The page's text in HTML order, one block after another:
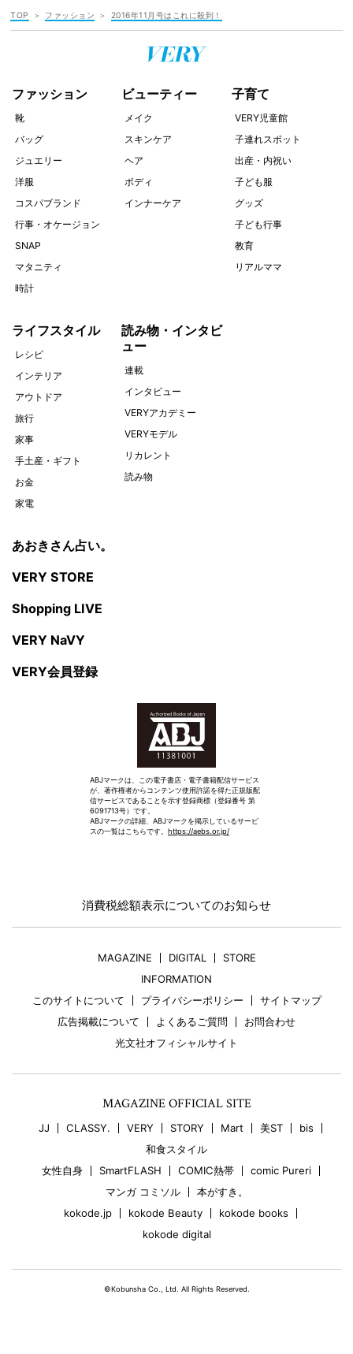
TOP ファッション 2016年11月号はこれに殺到！
ファッション
靴
バッグ
ジュエリー
洋服
コスパブランド
行事・オケージョン
SNAP
マタニティ
時計
ビューティー
メイク
スキンケア
ヘア
ボディ
インナーケア
子育て
VERY児童館
子連れスポット
出産・内祝い
子ども服
グッズ
子ども行事
教育
リアルママ
ライフスタイル
レシピ
インテリア
アウトドア
旅行
家事
手土産・ギフト
お金
家電
読み物・インタビ
ュー
連載
インタビュー
VERYアカデミー
VERYモデル
リカレント
読み物
あおきさん占い。
VERY STORE
Shopping LIVE
VERY NaVY
VERY会員登録
ABJマークは、この電子書店・電子書籍配信サービス
が、著作権者からコンテンツ使用許諾を得た正規版配
信サービスであることを示す登録商標（登録番号 第
6091713号）です。
ABJマークの詳細、ABJマークを掲示しているサービ
スの一覧はこちらです。 https://aebs.or.jp/
消費税総額表示についてのお知らせ
MAGAZINE DIGITAL
STORE
INFORMATION
このサイトについて
プライバシーポリシー
サイトマップ
広告掲載について
よくあるご質問
お問合わせ
光文社オフィシャルサイト
MAGAZINE OFFICIAL SITE
JJ CLASSY. VERY STORY Mart 美ST
bis
和食スタイル
女性自身
SmartFLASH COMIC熱帯
comic Pureri
マンガ コミソル
本がすき。
kokode.jp
kokode Beauty
kokode books
kokode digital
©Kobunsha Co., Ltd. All Rights Reserved.